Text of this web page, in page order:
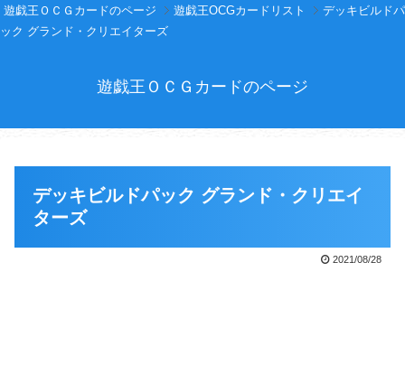
遊戯王ＯＣＧカードのページ 遊戯王OCGカードリスト
デッキビルドパ
ック グランド・クリエイターズ
遊戯王ＯＣＧカードのページ
デッキビルドパック グランド・クリエイ
ターズ
2021/08/28